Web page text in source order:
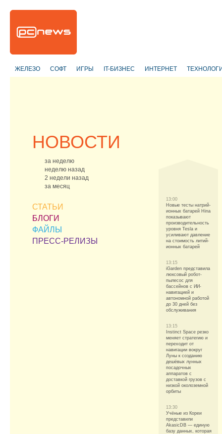
ЖЕЛЕЗО СОФТ ИГРЫ IT-БИЗНЕС ИНТЕРНЕТ
НОВОСТИ
за неделю
неделю назад
2 недели назад
за месяц
СТАТЬИ
БЛОГИ
ФАЙЛЫ
ПРЕСС-РЕЛИЗЫ
13:00
Новые тесты натрий-
ионных батарей Hina
показывают
производительность
уровня Tesla и
усиливают давление
на стоимость литий-
ионных батарей
13:15
iGarden представила
люксовый робот-
пылесос для
бассейнов с ИИ-
навигацией и
автономной работой
до 30 дней без
обслуживания
13:15
Instinct Space резко
меняет стратегию и
переходит от
навигации вокруг
Луны к созданию
дешёвых лунных
посадочных
аппаратов с
доставкой грузов с
низкой околоземной
орбиты
13:30
Учёные из Кореи
представили
AkasicDB — единую
базу данных, которая